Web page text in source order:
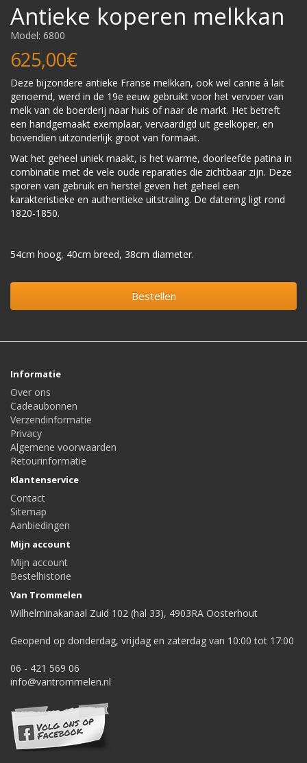
Antieke koperen melkkan
Model: 6800
625,00€
Deze bijzondere antieke Franse melkkan, ook wel canne à lait
genoemd, werd in de 19e eeuw gebruikt voor het vervoer van
melk van de boerderij naar huis of naar de markt. Het betreft
een handgemaakt exemplaar, vervaardigd uit geelkoper, en
bovendien uitzonderlijk groot van formaat.
Wat het geheel uniek maakt, is het warme, doorleefde patina in
combinatie met de vele oude reparaties die zichtbaar zijn. Deze
sporen van gebruik en herstel geven het geheel een
karakteristieke en authentieke uitstraling. De datering ligt rond
1820-1850.
54cm hoog, 40cm breed, 38cm diameter.
Bestellen
Informatie
Over ons
Cadeaubonnen
Verzendinformatie
Privacy
Algemene voorwaarden
Retourinformatie
Klantenservice
Contact
Sitemap
Aanbiedingen
Mijn account
Mijn account
Bestelhistorie
Van Trommelen
Wilhelminakanaal Zuid 102 (hal 33), 4903RA Oosterhout
Geopend op donderdag, vrijdag en zaterdag van 10:00 tot 17:00
06 - 421 569 06
info@vantrommelen.nl